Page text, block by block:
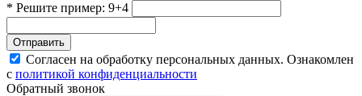
* Решите пример: 9+4
Отправить
Согласен на обработку персональных данных. Ознакомлен
с политикой конфиденциальности
Обратный звонок